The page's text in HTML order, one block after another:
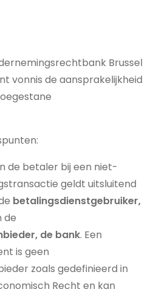
Brussel
vonnis de aansprakelijkheid
de betaler bij een niet-
geldt uitsluitend
betalingsdienstgebruiker,
de
de bank. Een
is geen
zoals gedefinieerd in
Recht en kan